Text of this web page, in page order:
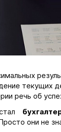
текущих
речь об
они не